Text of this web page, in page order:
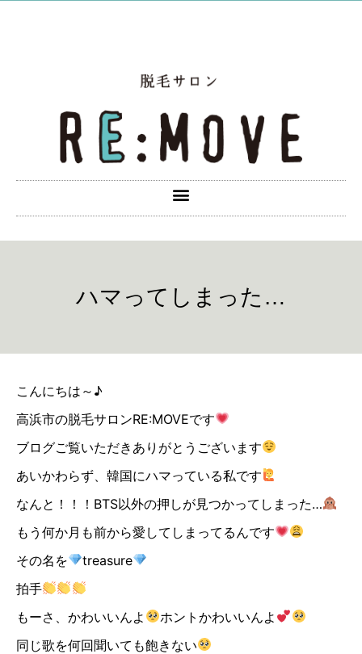
ハマってしまった…
こんにちは～♪
高浜市の脱毛サロンRE:MOVEです
ブログご覧いただきありがとうございます
あいかわらず、韓国にハマっている私です
なんと！！！BTS以外の押しが見つかってしまった…
もう何か月も前から愛してしまってるんです
その名を
treasure
拍手
もーさ、かわいいんよ
ホントかわいいんよ
同じ歌を何回聞いても飽きない